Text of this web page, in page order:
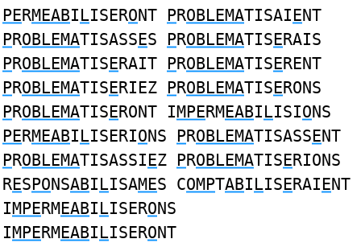
PERMEABILISERONT PROBLEMATISAIENT
PROBLEMATISASSES PROBLEMATISERAIS
PROBLEMATISERAIT PROBLEMATISERENT
PROBLEMATISERIEZ PROBLEMATISERONS
PROBLEMATISERONT IMPERMEABILISIONS
PERMEABILISERIONS PROBLEMATISASSENT
PROBLEMATISASSIEZ PROBLEMATISERIONS
RESPONSABILISAMES COMPTABILISERAIENT
IMPERMEABILISERONS
IMPERMEABILISERONT